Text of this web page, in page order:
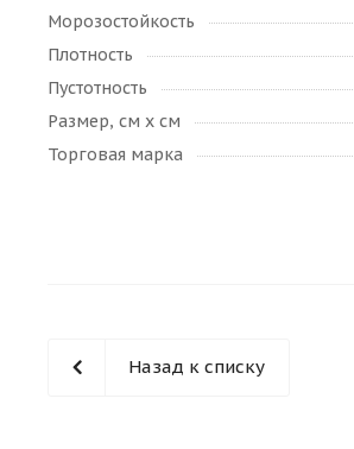
Морозостойкость
Плотность
Пустотность
Размер, см х см
Торговая марка
Назад к списку